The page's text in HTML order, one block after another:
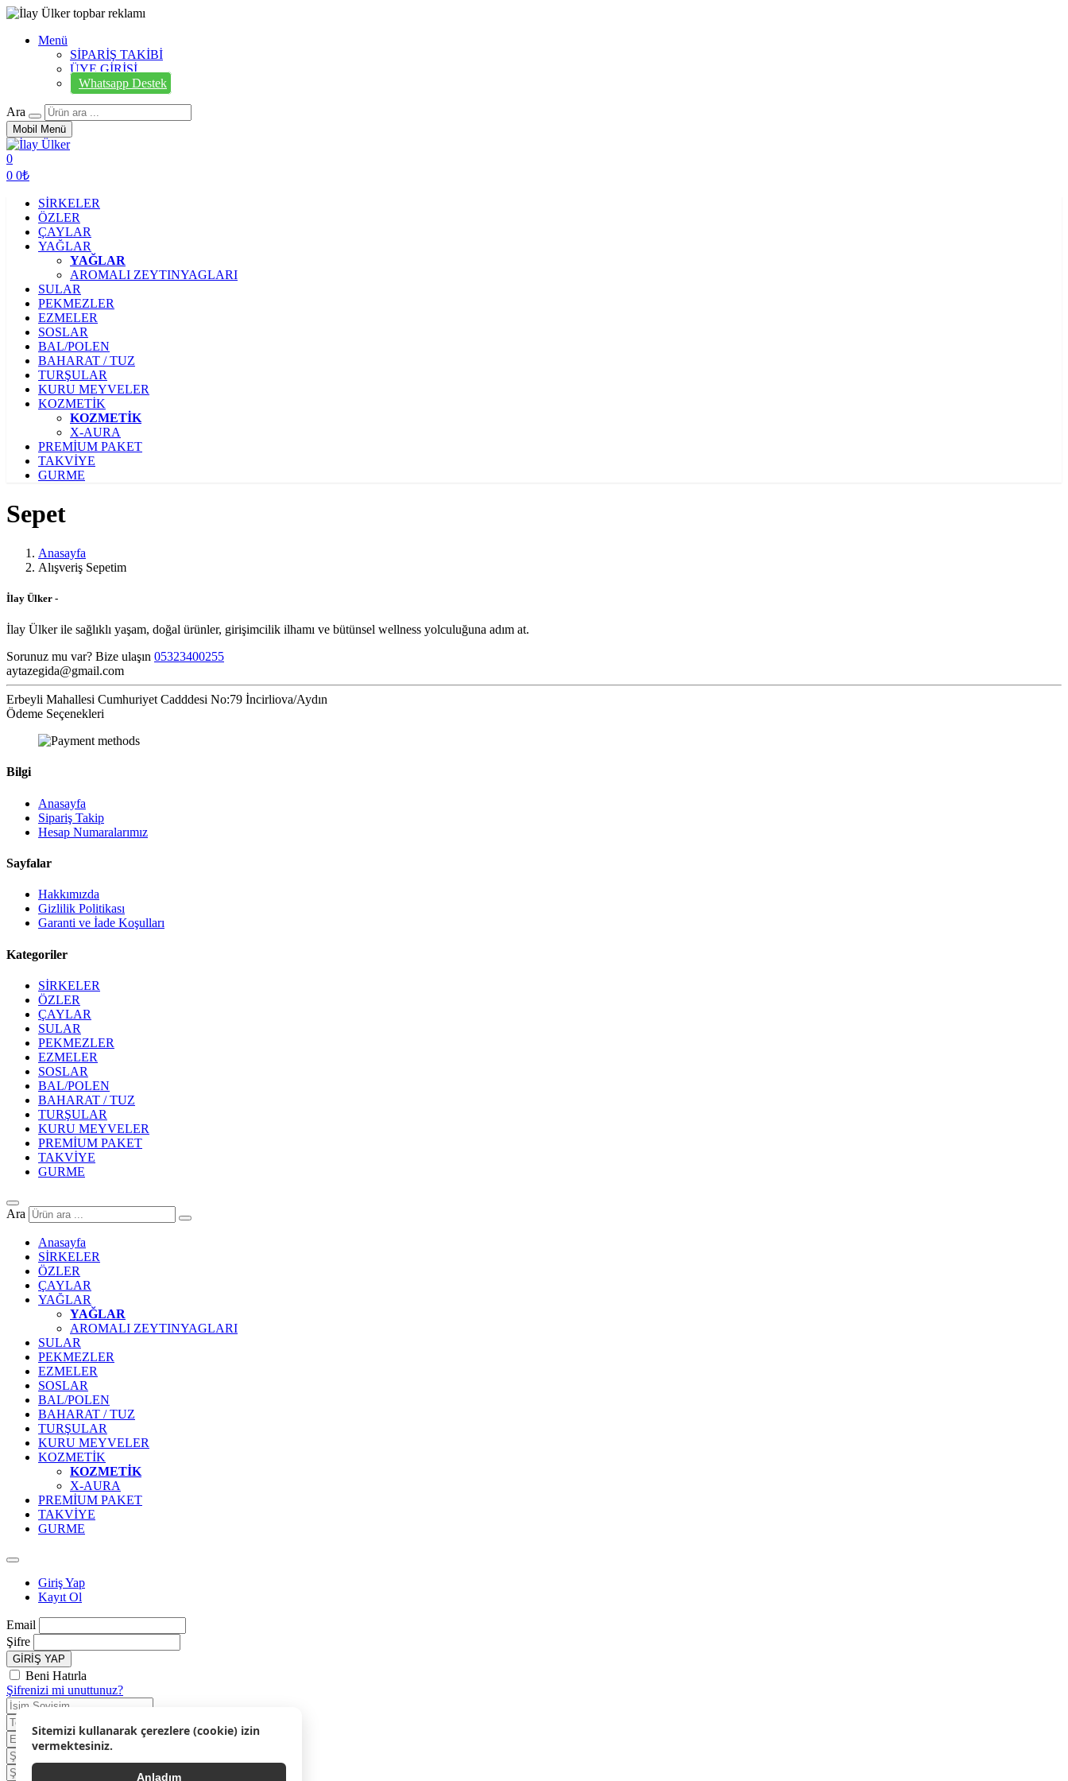
Menü
SİPARİŞ TAKİBİ
ÜYE GİRİŞİ
Whatsapp Destek
Ara
Mobil Menü
0
0 0₺
SİRKELER
ÖZLER
ÇAYLAR
YAĞLAR
YAĞLAR
AROMALI ZEYTINYAGLARI
SULAR
PEKMEZLER
EZMELER
SOSLAR
BAL/POLEN
BAHARAT / TUZ
TURŞULAR
KURU MEYVELER
KOZMETİK
KOZMETİK
X-AURA
PREMİUM PAKET
TAKVİYE
GURME
Sepet
Anasayfa
Alışveriş Sepetim
İlay Ülker -
İlay Ülker ile sağlıklı yaşam, doğal ürünler, girişimcilik ilhamı ve bütünsel wellness yolculuğuna adım at.
Sorunuz mu var? Bize ulaşın 05323400255
aytazegida@gmail.com
Erbeyli Mahallesi Cumhuriyet Cadddesi No:79 İncirliova/Aydın
Ödeme Seçenekleri
Bilgi
Anasayfa
Sipariş Takip
Hesap Numaralarımız
Sayfalar
Hakkımızda
Gizlilik Politikası
Garanti ve İade Koşulları
Kategoriler
SİRKELER
ÖZLER
ÇAYLAR
SULAR
PEKMEZLER
EZMELER
SOSLAR
BAL/POLEN
BAHARAT / TUZ
TURŞULAR
KURU MEYVELER
PREMİUM PAKET
TAKVİYE
GURME
Sitemizi kullanarak çerezlere (cookie) izin
vermektesiniz.
Anladım
Ara
Anasayfa
SİRKELER
ÖZLER
ÇAYLAR
YAĞLAR
YAĞLAR
AROMALI ZEYTINYAGLARI
SULAR
PEKMEZLER
EZMELER
SOSLAR
BAL/POLEN
BAHARAT / TUZ
TURŞULAR
KURU MEYVELER
KOZMETİK
KOZMETİK
X-AURA
PREMİUM PAKET
TAKVİYE
GURME
Giriş Yap
Kayıt Ol
Email
Şifre
GİRİŞ YAP
Beni Hatırla
Şifrenizi mi unuttunuz?